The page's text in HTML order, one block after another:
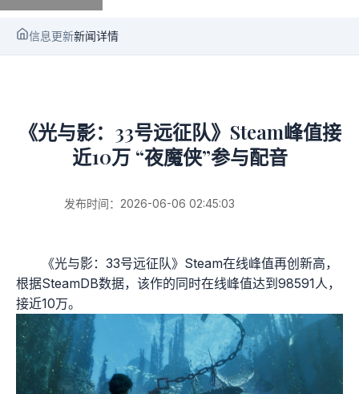
信息更新新闻详情
《光与影：33号远征队》Steam峰值接
近10万 “夜魔侠”参与配音
发布时间：2026-06-06 02:45:03
《光与影：33号远征队》Steam在线峰值再创新高，
根据SteamDB数据，该作的同时在线峰值达到98591人，
接近10万。